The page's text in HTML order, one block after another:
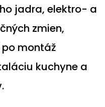
jadra, elektro- a
zmien,
montáž
kuchyne a